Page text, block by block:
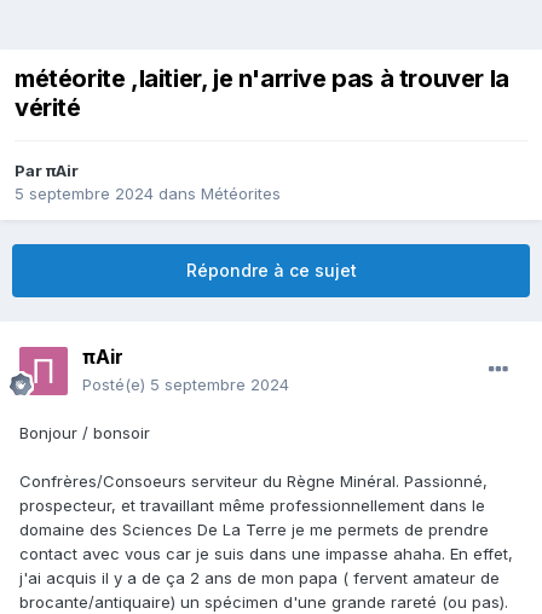
météorite ,laitier, je n'arrive pas à trouver la
vérité
ParπAir
5 septembre 2024 dans Météorites
Répondre à ce sujet
πAir
Posté(e) 5 septembre 2024
Bonjour / bonsoir
Confrères/Consoeurs serviteur du Règne Minéral. Passionné,
prospecteur, et travaillant même professionnellement dans le
domaine des Sciences De La Terre je me permets de prendre
contact avec vous car je suis dans une impasse ahaha. En effet,
j'ai acquis il y a de ça 2 ans de mon papa ( fervent amateur de
brocante/antiquaire) un spécimen d'une grande rareté (ou pas).